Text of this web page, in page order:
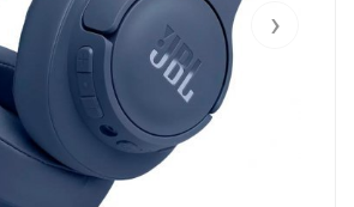
›